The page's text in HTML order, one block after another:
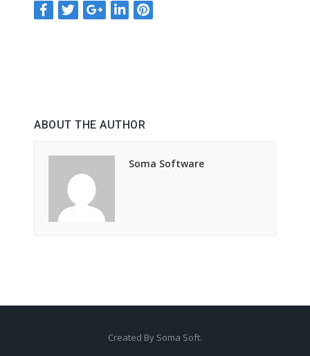
ABOUT THE AUTHOR
Soma Software
Created By Soma Soft.